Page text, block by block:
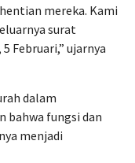
mereka. Kami
surat
Februari,” ujarnya
dalam
bahwa fungsi dan
menjadi